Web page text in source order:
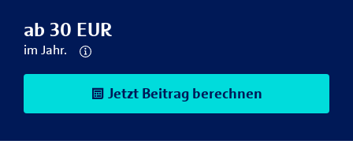
ab 30 EUR
im Jahr.
Jetzt Beitrag berechnen